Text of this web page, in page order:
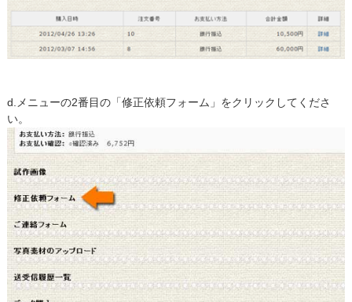
d.メニューの2番目の「修正依頼フォーム」をクリックしてくださ
い。